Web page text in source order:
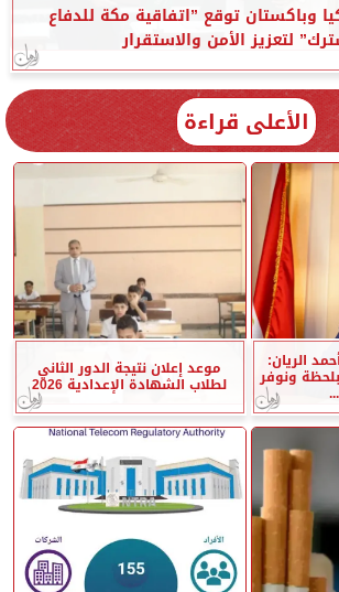
وباكستان توقع ”اتفاقية مكة للدفاع
لتعزيز الأمن والاستقرار
الأعلى قراءة
الريان:
ونوفر موعد إعلان نتيجة الدور الثاني
لطلاب الشهادة الإعدادية 2026